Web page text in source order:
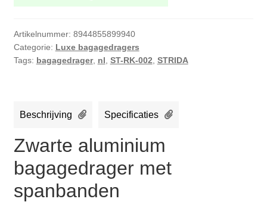
Artikelnummer: 8944855899940
Categorie: Luxe bagagedragers
Tags: bagagedrager, nl ST-RK-002 STRIDA
Beschrijving Specificaties
Zwarte aluminium
bagagedrager met
spanbanden